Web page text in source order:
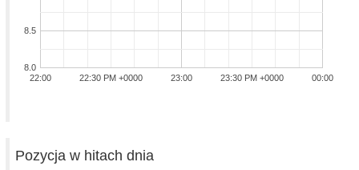
22:00 23:00 00:00
22:30 PM +0000 23:30 PM +0000
8.0
8.5
Pozycja w hitach dnia